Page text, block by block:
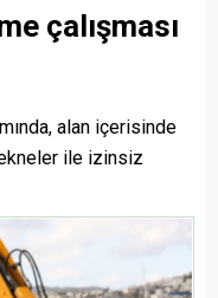
çalışması
alan içerisinde
ile izinsiz